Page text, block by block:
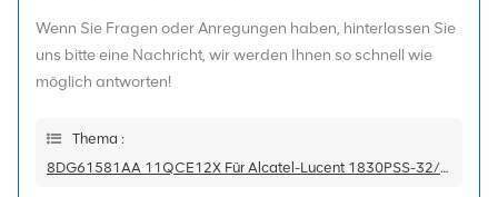
Wenn Sie Fragen oder Anregungen haben, hinterlassen Sie
uns bitte eine Nachricht, wir werden Ihnen so schnell wie
möglich antworten!
Thema :
8DG61581AA 11QCE12X Für Alcatel-Lucent 1830PSS-32/64